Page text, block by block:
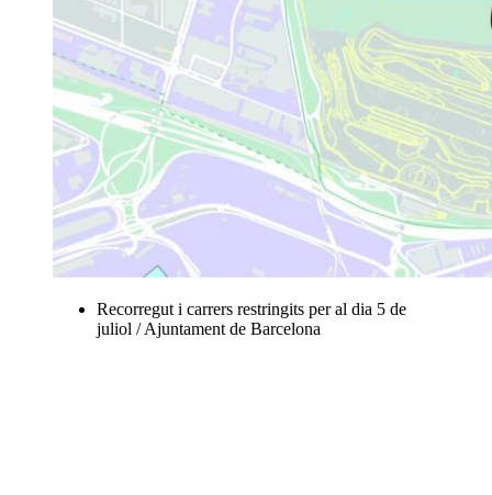
Recorregut i carrers restringits per al dia 5 de
juliol / Ajuntament de Barcelona